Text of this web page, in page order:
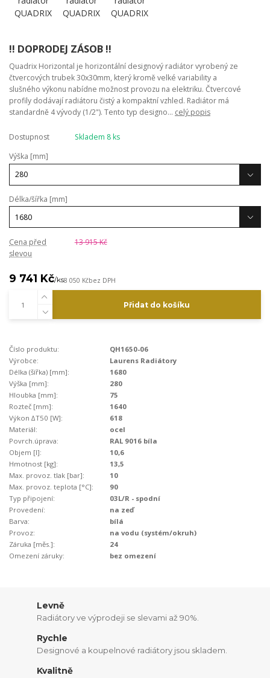
!! DOPRODEJ ZÁSOB !!
Quadrix Horizontal je horizontální designový radiátor vyrobený ze
čtvercových trubek 30x30mm, který kromě velké variability a
slušného výkonu nabídne možnost provozu na elektriku. Čtvercové
profily dodávají radiátoru čistý a kompaktní vzhled. Radiátor má
standardně 4 vývody (1/2"). Tento typ designo... celý popis
Dostupnost
Skladem 8 ks
Výška [mm]
Délka/šířka [mm]
Cena před
slevou
13 915 Kč
9 741 Kč/ks8 050 Kčbez DPH
Přidat do košíku
Číslo produktu:
QH1650-06
Výrobce:
Laurens Radiátory
Délka (šířka) [mm]:
1680
Výška [mm]:
280
Hloubka [mm]:
75
Rozteč [mm]:
1640
Výkon ∆T50 [W]:
618
Materiál:
ocel
Povrch.úprava:
RAL 9016 bíla
Objem [l]:
10,6
Hmotnost [kg]:
13,5
Max. provoz. tlak [bar]:
10
Max. provoz. teplota [°C]:
90
Typ připojení:
03L/R - spodní
Provedení:
na zeď
Barva:
bílá
Provoz:
na vodu (systém/okruh)
Záruka [měs.]:
24
Omezení záruky:
bez omezení
Levně
Radiátory ve výprodeji se slevami až 90%.
Rychle
Designové a koupelnové radiátory jsou skladem.
Kvalitně